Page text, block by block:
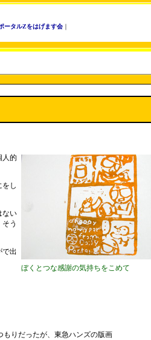
ータルZをはげます会 ｜
ぼくとつな感謝の気持ちをこめて
人的
し
ない
う
で出
もりだったが、東急ハンズの版画